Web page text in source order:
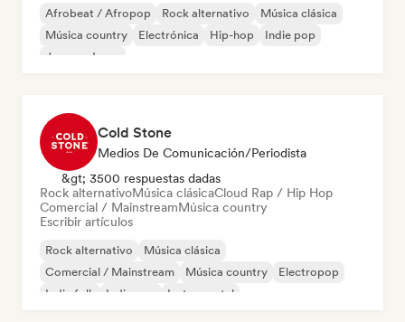
Afrobeat / Afropop Rock alternativo
Música clásica
Música country
Electrónica Hip-hop
Indie pop
Jazz moderno
Cold Stone
Medios De Comunicación/Periodista
&gt; 3500 respuestas dadas
Rock alternativoMúsica clásicaCloud Rap / Hip Hop
Comercial / MainstreamMúsica country
Escribir artículos
Rock alternativo
Música clásica
Comercial / Mainstream
Música country
Electropop
Indie folk
Indie pop Instrumental